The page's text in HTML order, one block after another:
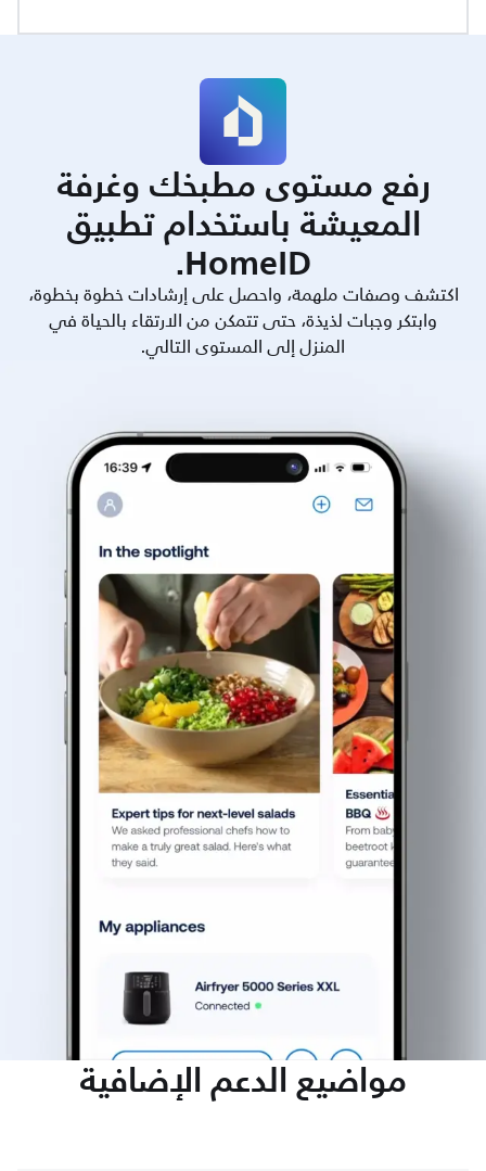
رفع مستوى مطبخك وغرفة
المعيشة باستخدام تطبيق
HomeID.
اكتشف وصفات ملهمة، واحصل على إرشادات خطوة بخطوة،
وابتكر وجبات لذيذة، حتى تتمكن من الارتقاء بالحياة في
المنزل إلى المستوى التالي.
مواضيع الدعم الإضافية